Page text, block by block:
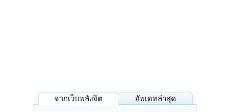
จากเว็บพลังจิต อัพเดทล่าสุด